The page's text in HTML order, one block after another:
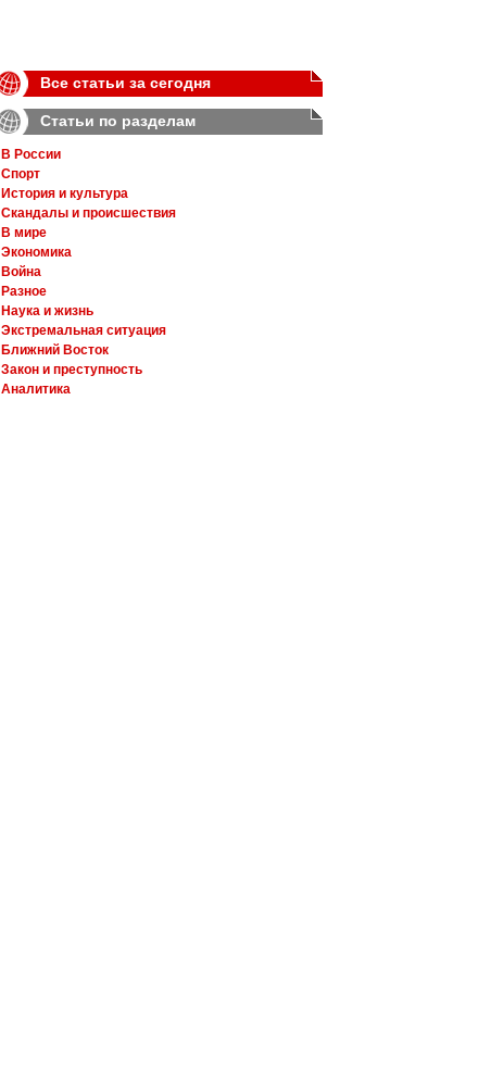
Все статьи за сегодня
Статьи по разделам
В России
Спорт
История и культура
Скандалы и происшествия
В мире
Экономика
Война
Разное
Наука и жизнь
Экстремальная ситуация
Ближний Восток
Закон и преступность
Аналитика